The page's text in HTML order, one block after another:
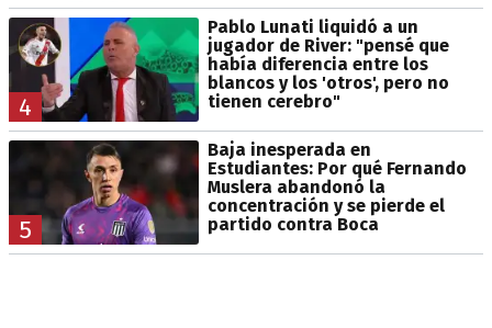
4
Pablo Lunati liquidó a un
jugador de River: "pensé que
había diferencia entre los
blancos y los 'otros', pero no
tienen cerebro"
5
Baja inesperada en
Estudiantes: Por qué Fernando
Muslera abandonó la
concentración y se pierde el
partido contra Boca